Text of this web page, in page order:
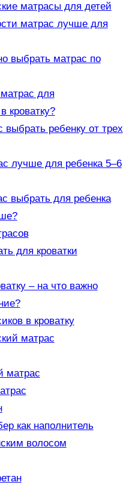
матрасы для детей
матрас лучше для
выбрать матрас по
для
кроватку?
ребенку от трех
лучше для ребенка 5–6
выбрать для ребенка
для кроватки
– на что важно
в кроватку
матрас
матрас
как наполнитель
волосом